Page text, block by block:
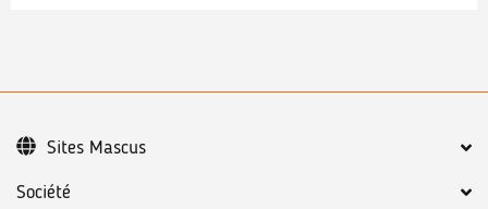
Société
Sites Mascus